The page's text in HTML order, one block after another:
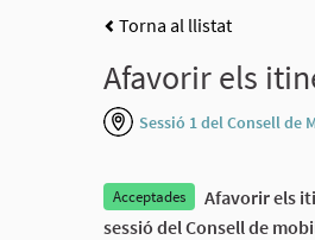
Torna al llistat
Afavorir els
Sessió 1 del Consell
Acceptades
Afavorir els
sessió del Consell de